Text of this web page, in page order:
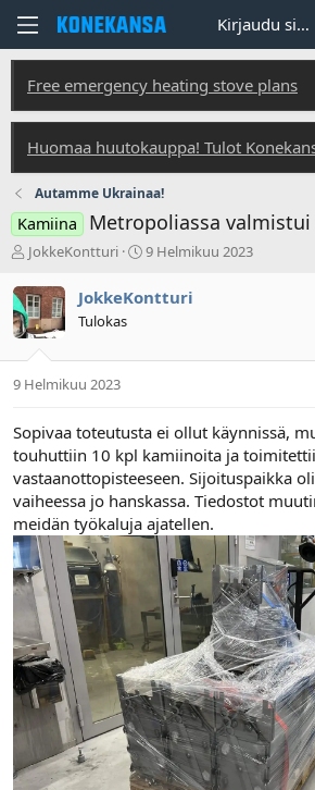
Kirjaudu sisään
Free emergency heating stove plans
Huomaa huutokauppa! Tulot
Autamme Ukrainaa!
Kamiina Metropoliassa
V
e
s
t
e
j
u
n
a
l
o
i
t
t
a
JokkeKontturi
A
i
s
i
v
ä
m
ä
ä
r
9 Helmikuu 2023
JokkeKontturi
Tulokas
9 Helmikuu 2023
Sopivaa toteutusta ei ollut käynnissä,
touhuttiin 10 kpl kamiinoita ja
vastaanottopisteeseen. Sijoituspaikka
vaiheessa jo hanskassa. Tiedostot
meidän työkaluja ajatellen.